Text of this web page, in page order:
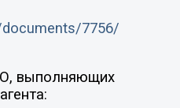
7756/
выполняющих